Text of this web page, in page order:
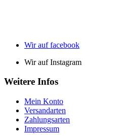
Wir auf facebook
Wir auf Instagram
Weitere Infos
Mein Konto
Versandarten
Zahlungsarten
Impressum